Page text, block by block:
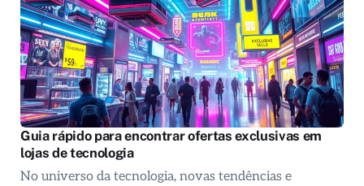
Guia rápido para encontrar ofertas exclusivas em
lojas de tecnologia
No universo da tecnologia, novas tendências e